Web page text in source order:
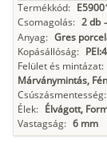
Termékkód:
Csomagolás: 2 db -
Anyag: Gres
Kopásállóság: PEI:4
Felület és mintázat:
Márványmintás,
Csúszásmentesség:
Élek: Élvágott,
Vastagság: 6 mm